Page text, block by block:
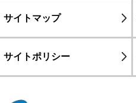
サイトマップ
サイトポリシー